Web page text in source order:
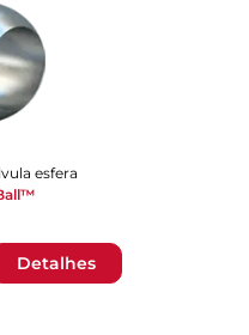
Detalhes
esfera